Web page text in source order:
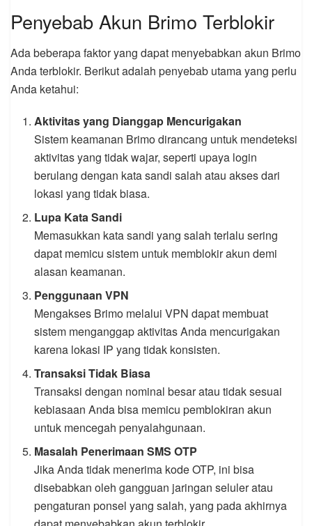
Penyebab Akun Brimo Terblokir
Ada beberapa faktor yang dapat menyebabkan akun Brimo
Anda terblokir. Berikut adalah penyebab utama yang perlu
Anda ketahui:
Aktivitas yang Dianggap Mencurigakan
Sistem keamanan Brimo dirancang untuk mendeteksi
aktivitas yang tidak wajar, seperti upaya login
berulang dengan kata sandi salah atau akses dari
lokasi yang tidak biasa.
Lupa Kata Sandi
Memasukkan kata sandi yang salah terlalu sering
dapat memicu sistem untuk memblokir akun demi
alasan keamanan.
Penggunaan VPN
Mengakses Brimo melalui VPN dapat membuat
sistem menganggap aktivitas Anda mencurigakan
karena lokasi IP yang tidak konsisten.
Transaksi Tidak Biasa
Transaksi dengan nominal besar atau tidak sesuai
kebiasaan Anda bisa memicu pemblokiran akun
untuk mencegah penyalahgunaan.
Masalah Penerimaan SMS OTP
Jika Anda tidak menerima kode OTP, ini bisa
disebabkan oleh gangguan jaringan seluler atau
pengaturan ponsel yang salah, yang pada akhirnya